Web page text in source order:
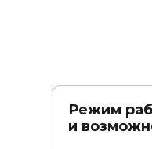
Режим
и